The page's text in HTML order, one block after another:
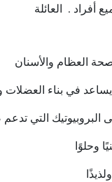
أفراد . العائلة
العظام والأسنان
في بناء العضلات
البروبيوتيك التي
وحلوًا